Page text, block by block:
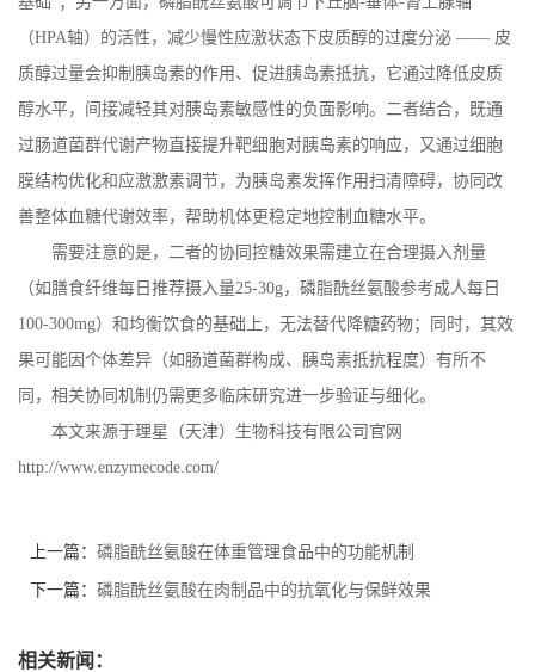
（HPA轴）的活性，减少慢性应激状态下皮质醇的过度分泌 —— 皮
质醇过量会抑制胰岛素的作用、促进胰岛素抵抗，它通过降低皮质
醇水平，间接减轻其对胰岛素敏感性的负面影响。二者结合，既通
过肠道菌群代谢产物直接提升靶细胞对胰岛素的响应，又通过细胞
膜结构优化和应激激素调节，为胰岛素发挥作用扫清障碍，协同改
善整体血糖代谢效率，帮助机体更稳定地控制血糖水平。
需要注意的是，二者的协同控糖效果需建立在合理摄入剂量
（如膳食纤维每日推荐摄入量25-30g，磷脂酰丝氨酸参考成人每日
100-300mg）和均衡饮食的基础上，无法替代降糖药物；同时，其效
果可能因个体差异（如肠道菌群构成、胰岛素抵抗程度）有所不
同，相关协同机制仍需更多临床研究进一步验证与细化。
本文来源于理星（天津）生物科技有限公司官网
http://www.enzymecode.com/
上一篇： 磷脂酰丝氨酸在体重管理食品中的功能机制
下一篇： 磷脂酰丝氨酸在肉制品中的抗氧化与保鲜效果
相关新闻：